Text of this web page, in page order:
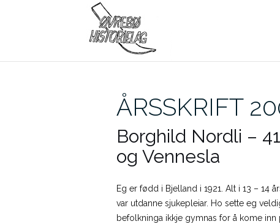
ÅRSSKRIFT
Borghild Nordli –
og Vennesla
Eg er fødd i Bjelland i 1921. Alt i 13 – 14
var utdanne sjukepleiar. Ho sette eg
befolkninga ikkje gymnas for å kome